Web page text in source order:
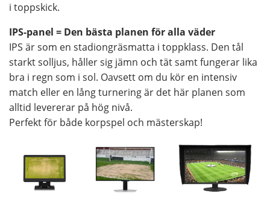
i toppskick.
IPS-panel = Den bästa planen för alla väder
IPS är som en stadiongräsmatta i toppklass. Den tål
starkt solljus, håller sig jämn och tät samt fungerar lika
bra i regn som i sol. Oavsett om du kör en intensiv
match eller en lång turnering är det här planen som
alltid levererar på hög nivå.
Perfekt för både korpspel och mästerskap!